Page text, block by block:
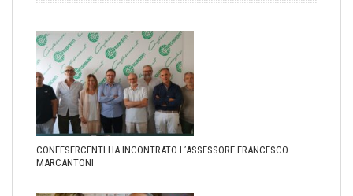
CONFESERCENTI HA INCONTRATO L’ASSESSORE FRANCESCO
MARCANTONI